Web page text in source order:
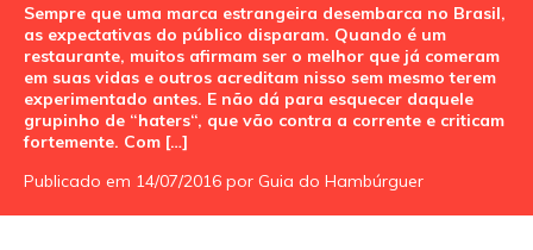
Sempre que uma marca estrangeira desembarca no Brasil,
as expectativas do público disparam. Quando é um
restaurante, muitos afirmam ser o melhor que já comeram
em suas vidas e outros acreditam nisso sem mesmo terem
experimentado antes. E não dá para esquecer daquele
grupinho de “haters“, que vão contra a corrente e criticam
fortemente. Com […]
Publicado em 14/07/2016 por Guia do Hambúrguer